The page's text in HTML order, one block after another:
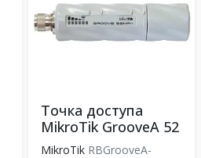
Точка доступа
MikroTik GrooveA 52
MikroTik RBGrooveA-